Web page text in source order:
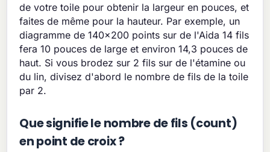
de votre toile pour obtenir la largeur en pouces, et
faites de même pour la hauteur. Par exemple, un
diagramme de 140x200 points sur de l'Aida 14 fils
fera 10 pouces de large et environ 14,3 pouces de
haut. Si vous brodez sur 2 fils sur de l'étamine ou
du lin, divisez d'abord le nombre de fils de la toile
par 2.
Que signifie le nombre de fils (count)
en point de croix ?